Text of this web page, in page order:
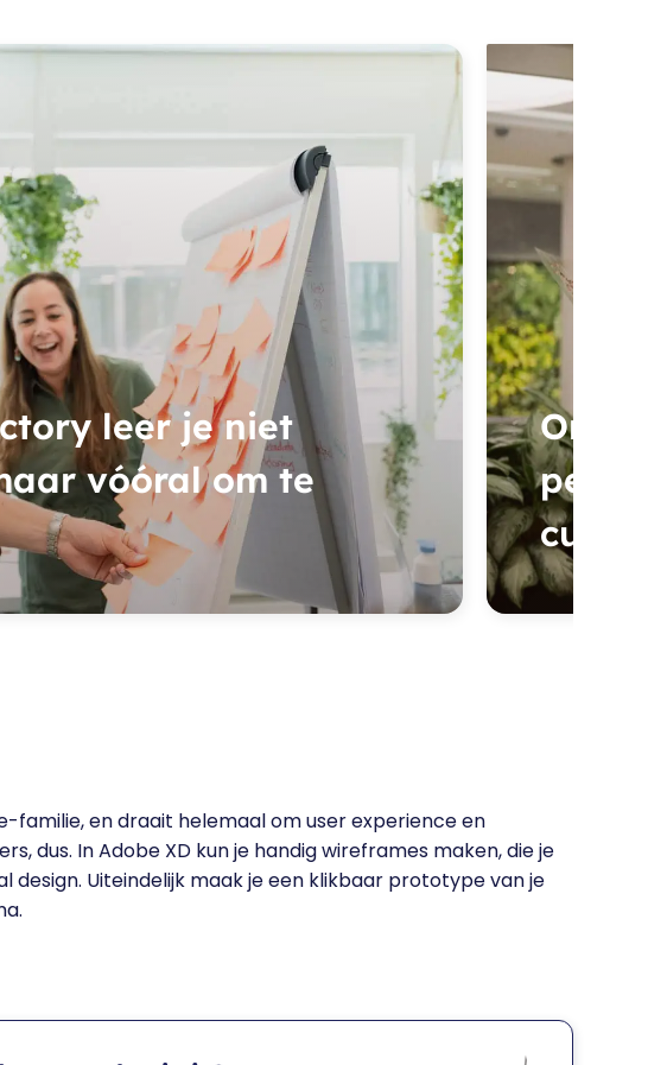
leer je niet
vóóral om te
Onze
familie, en draait helemaal om user experience en
dus. In Adobe XD kun je handig wireframes maken, die je
design. Uiteindelijk maak je een klikbaar prototype van je